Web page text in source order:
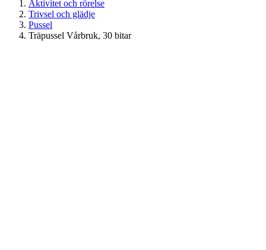
Aktivitet och rörelse
Trivsel och glädje
Pussel
Träpussel Vårbruk, 30 bitar